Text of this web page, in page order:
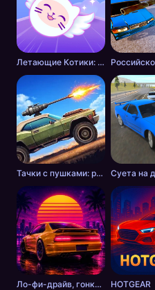
Летающие Котики: Музыкальные Гонки!
Тачки с пушками: разборки в пустошах
Ло-фи-драйв, гонки на закате HOTGEAR